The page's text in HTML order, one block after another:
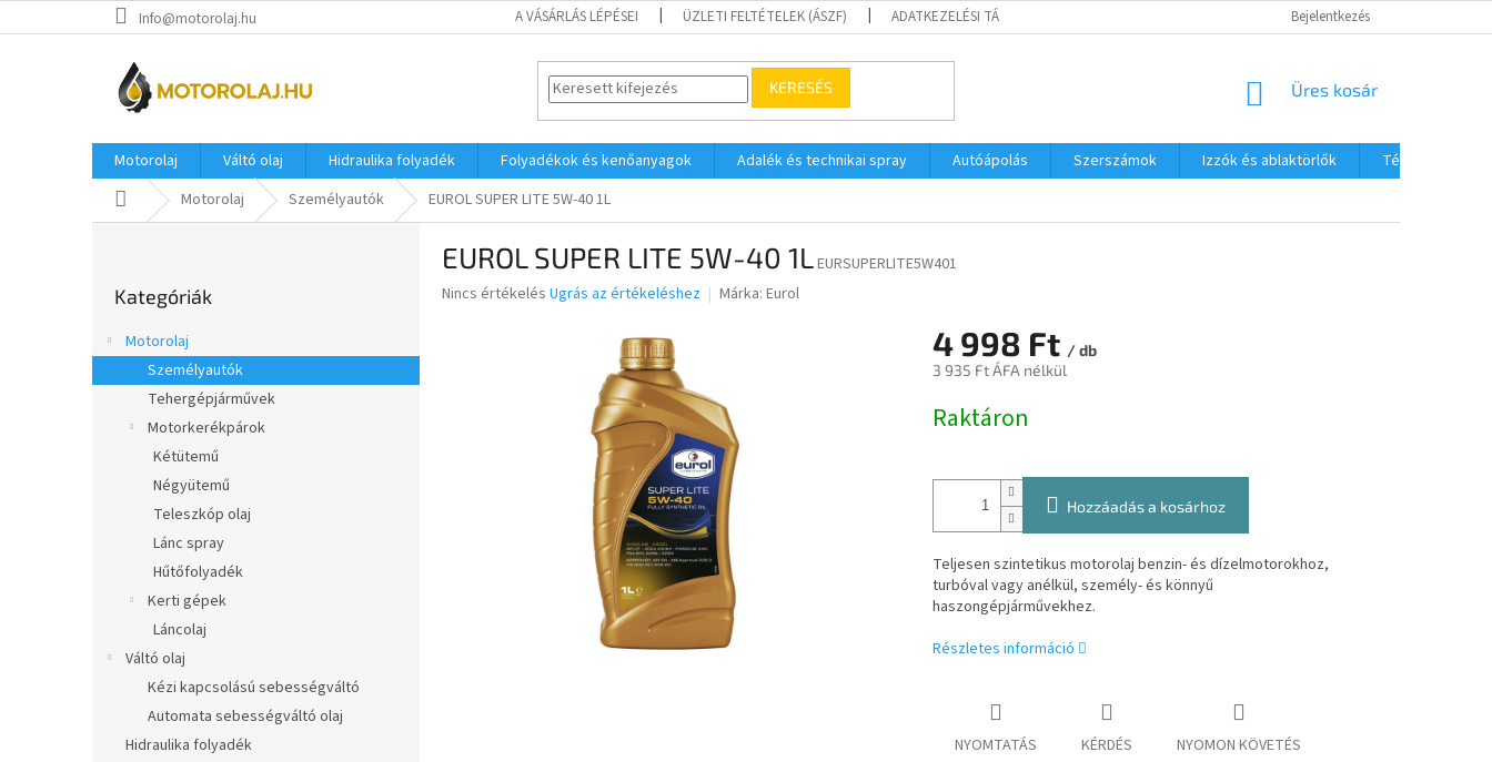
a
Info@motorolaj.hu A VÁSÁRLÁS LÉPÉSEI ÜZLETI FELTÉTELEK (ÁSZF) ADATKEZELÉSI TÁJÉKOZTATÓ Bejelentkezés
KERESÉS KOSÁR
Üres kosár
Motorolaj Váltó olaj Hidraulika folyadék Folyadékok és kenőanyagok Adalék és technikai spray Autóápolás Szerszámok Izzók és ablaktörlők
Téli termékek
KezdőlapMotorolaj Személyautók EUROL SUPER LITE 5W-40 1L
s
ó
átugrása
Kategóriák
Motorolaj
Személyautók
Tehergépjárművek
Motorkerékpárok
Kétütemű
Négyütemű
Teleszkóp olaj
Lánc spray
Hűtőfolyadék
Kerti gépek
Láncolaj
Váltó olaj
Kézi kapcsolású sebességváltó
Automata sebességváltó olaj
Hidraulika folyadék
EUROL SUPER LITE 5W-40 1LEURSUPERLITE5W401
A
Nincs értékelés Ugrás az értékeléshez Márka: Eurol
4 998 Ft / db
3 935 Ft ÁFA nélkül
Raktáron
Hozzáadás a kosárhoz
Teljesen szintetikus motorolaj benzin- és dízelmotorokhoz,
turbóval vagy anélkül, személy- és könnyű
haszongépjárművekhez.
Részletes információ
NYOMTATÁS KÉRDÉS NYOMON KÖVETÉS